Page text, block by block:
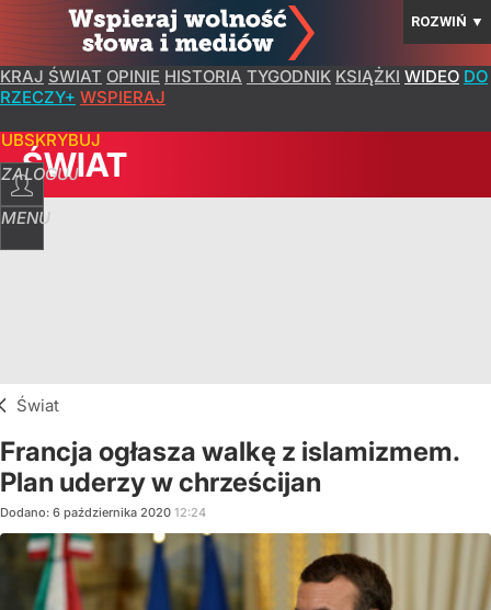
ROZWIŃ ▼
KRAJ ŚWIAT OPINIE HISTORIA TYGODNIK KSIĄŻKI WIDEO DO
RZECZY+ WSPIERAJ
ZALOGUJ
MENU
ŚWIAT
Świat
Francja ogłasza walkę z islamizmem.
Plan uderzy w chrześcijan
Dodano: 6 października 2020 12:24